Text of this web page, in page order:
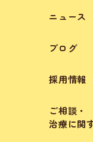
ニュース
ブログ
採用情報
ご相談・
治療に関